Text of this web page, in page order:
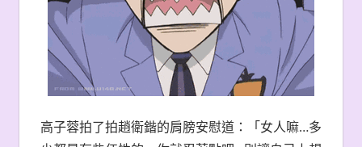
高子蓉拍了拍趙衛鍇的肩膀安慰道：「女人嘛…多